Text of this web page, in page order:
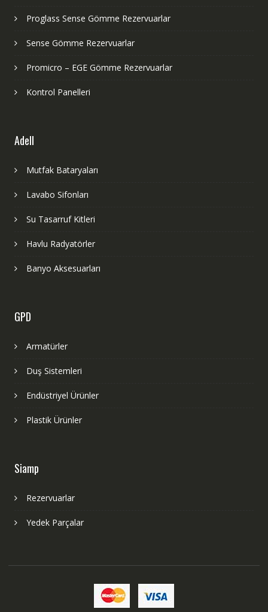
Proglass Sense Gömme Rezervuarlar
Sense Gömme Rezervuarlar
Promicro – EGE Gömme Rezervuarlar
Kontrol Panelleri
Adell
Mutfak Bataryaları
Lavabo Sifonları
Su Tasarruf Kitleri
Havlu Radyatörler
Banyo Aksesuarları
GPD
Armatürler
Duş Sistemleri
Endüstriyel Ürünler
Plastik Ürünler
Siamp
Rezervuarlar
Yedek Parçalar